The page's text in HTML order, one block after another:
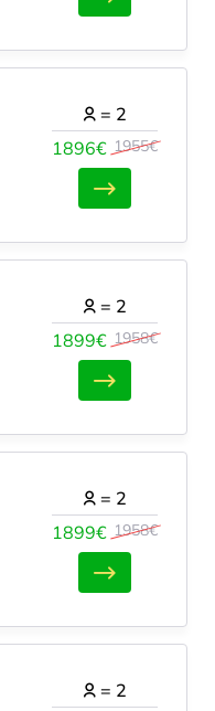
1896€ 1955€
= 2
1899€ 1958€
= 2
1899€ 1958€
= 2
= 2